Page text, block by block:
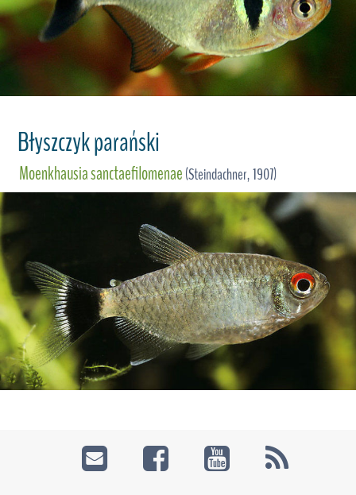
Błyszczyk parański
Moenkhausia sanctaefilomenae(Steindachner, 1907)